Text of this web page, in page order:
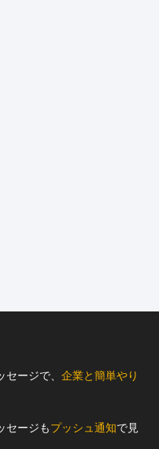
ージで、 企業と簡単やり
セージもプッシュ通知で見